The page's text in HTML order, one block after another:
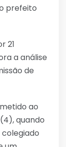
prefeito
21
a análise
de
ao
quando
colegiado